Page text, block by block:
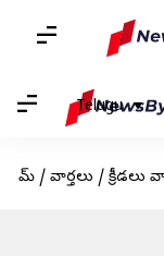
Telugu
హోమ్ / వార్తలు / క్రీడలు